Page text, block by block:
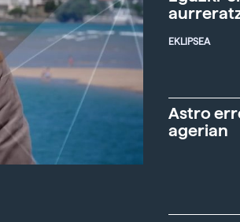
EKLIPSEA
Astro
agerian